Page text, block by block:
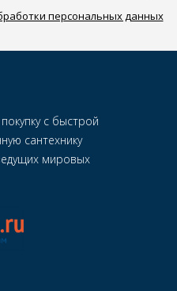
персональных данных
с быстрой
сантехнику
мировых